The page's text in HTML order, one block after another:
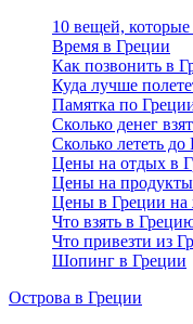
10 вещей,
Время в Греции
Как позвонить в
Куда лучше
Памятка по
Сколько денег
Сколько лететь до
Цены на отдых в
Цены на
Цены в Греции на
Что взять в
Что привезти из
Шопинг в Греции
Острова в Греции